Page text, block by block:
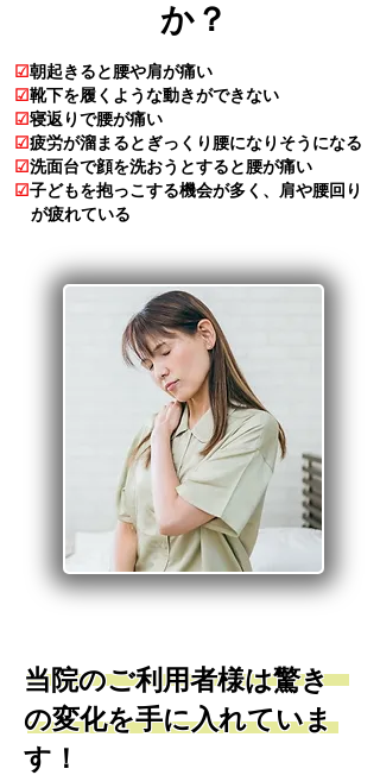
か？
☑朝起きると腰や肩が痛い
☑靴下を履くような動きができない
☑寝返りで腰が痛い
☑疲労が溜まるとぎっくり腰になりそうになる
☑洗面台で顔を洗おうとすると腰が痛い
☑子どもを抱っこする機会が多く、肩や腰回り
が疲れている
​当院のご利用者様は驚き
の変化を手に入れていま
す！